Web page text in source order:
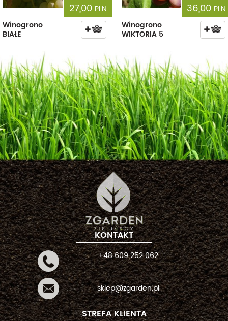
27,00 PLN
Winogrono
BIAŁE
36,00 PLN
Winogrono
WIKTORIA 5
KONTAKT
+48 609 252 062
sklep@zgarden.pl
STREFA KLIENTA